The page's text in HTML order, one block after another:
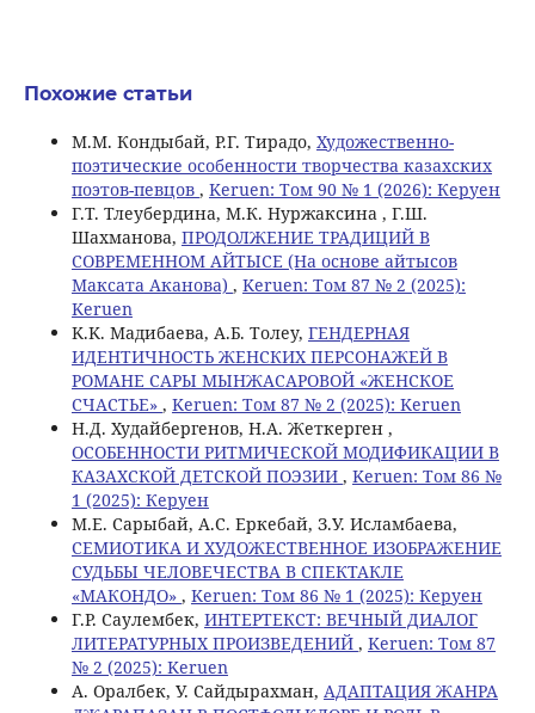
Похожие статьи
М.М. Кондыбай, Р.Г. Тирадо, Художественно-
поэтические особенности творчества казахских
поэтов-певцов , Keruen: Том 90 № 1 (2026): Керуен
Г.Т. Тлеубердина, М.К. Нуржаксина , Г.Ш.
Шахманова, ПРОДОЛЖЕНИЕ ТРАДИЦИЙ В
СОВРЕМЕННОМ АЙТЫСЕ (На основе айтысов
Максата Аканова) , Keruen: Том 87 № 2 (2025):
Keruen
K.K. Мадибаева, А.Б. Тoлеу, ГЕНДЕРНАЯ
ИДЕНТИЧНОСТЬ ЖЕНСКИХ ПЕРСОНАЖЕЙ В
РОМАНЕ САРЫ МЫНЖАСАРОВОЙ «ЖЕНСКОЕ
СЧАСТЬЕ» , Keruen: Том 87 № 2 (2025): Keruen
Н.Д. Худайбергенов, Н.А. Жеткерген ,
ОСОБЕННОСТИ РИТМИЧЕСКОЙ МОДИФИКАЦИИ В
КАЗАХСКОЙ ДЕТСКОЙ ПОЭЗИИ , Keruen: Том 86 №
1 (2025): Керуен
M.E. Сарыбай, А.С. Еркебай, З.У. Исламбаева,
СЕМИОТИКА И ХУДОЖЕСТВЕННОЕ ИЗОБРАЖЕНИЕ
СУДЬБЫ ЧЕЛОВЕЧЕСТВА В СПЕКТАКЛЕ
«МАКОНДО» , Keruen: Том 86 № 1 (2025): Керуен
Г.Р. Саулембек, ИНТЕРТЕКСТ: ВЕЧНЫЙ ДИАЛОГ
ЛИТЕРАТУРНЫХ ПРОИЗВЕДЕНИЙ , Keruen: Том 87
№ 2 (2025): Keruen
А. Оралбек, У. Сайдырахман, АДАПТАЦИЯ ЖАНРА